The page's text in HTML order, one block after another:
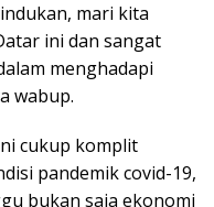
mari kita
ini dan sangat
menghadapi
wabup.
cukup komplit
pandemik covid-19,
bukan saja ekonomi